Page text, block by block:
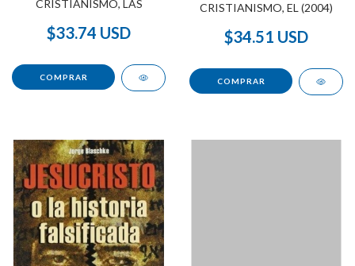
CRISTIANISMO, LAS
$33.74 USD
CRISTIANISMO, EL (2004)
$34.51 USD